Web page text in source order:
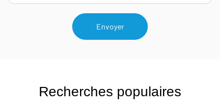
Envoyer
Recherches populaires